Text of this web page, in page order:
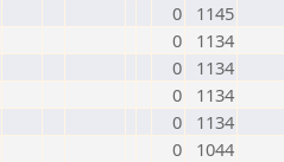
0
1145
0
1134
0
1134
0
1134
0
1134
0
1044